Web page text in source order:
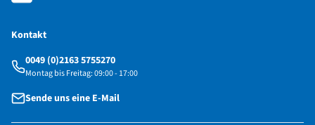
Kontakt
0049 (0)2163 5755270
Montag bis Freitag: 09:00 - 17:00
Sende uns eine E-Mail